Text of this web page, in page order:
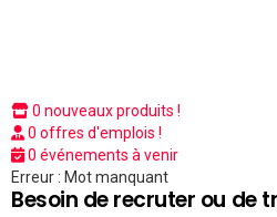
0 nouveaux produits !
0 offres d'emplois !
0 événements à venir
Erreur : Mot manquant
Besoin de recruter ou de